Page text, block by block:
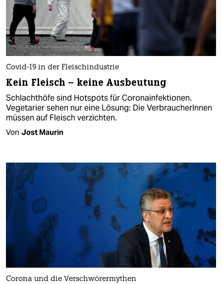
Covid-19 in der Fleischindustrie
Kein Fleisch – keine Ausbeutung
Schlachthöfe sind Hotspots für Coronainfektionen.
Vegetarier sehen nur eine Lösung: Die VerbraucherInnen
müssen auf Fleisch verzichten.
Von Jost Maurin
Corona und die Verschwörermythen